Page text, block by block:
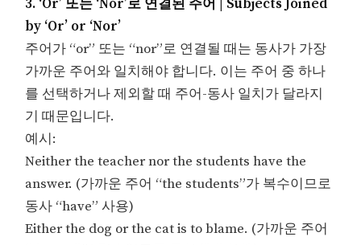
3. ‘Or’ 또는 ‘Nor’로 연결된 주어 | Subjects Joined
by ‘Or’ or ‘Nor’
주어가 “or” 또는 “nor”로 연결될 때는 동사가 가장
가까운 주어와 일치해야 합니다. 이는 주어 중 하나
를 선택하거나 제외할 때 주어-동사 일치가 달라지
기 때문입니다.
예시:
Neither the teacher nor the students have the
answer. (가까운 주어 “the students”가 복수이므로
동사 “have” 사용)
Either the dog or the cat is to blame. (가까운 주어